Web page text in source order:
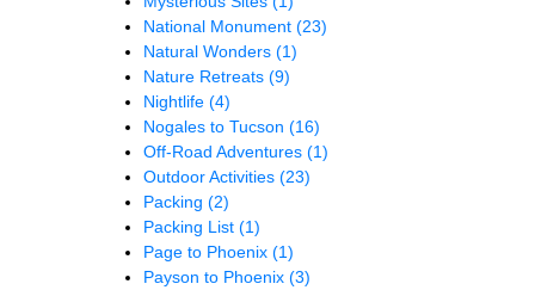
National Monument (23)
Natural Wonders (1)
Nature Retreats (9)
Nightlife (4)
Nogales to Tucson (16)
Off-Road Adventures (1)
Outdoor Activities (23)
Packing (2)
Packing List (1)
Page to Phoenix (1)
Payson to Phoenix (3)